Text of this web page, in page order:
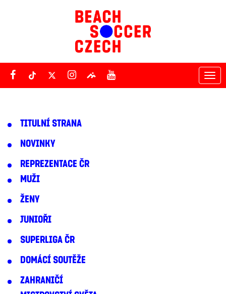
TITULNÍ STRANA
NOVINKY
REPREZENTACE ČR
MUŽI
ŽENY
JUNIOŘI
SUPERLIGA ČR
DOMÁCÍ SOUTĚŽE
ZAHRANIČÍ